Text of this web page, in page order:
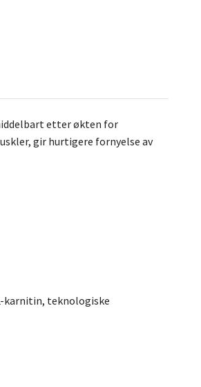
etter økten for
gir hurtigere fornyelse av
karnitin, teknologiske